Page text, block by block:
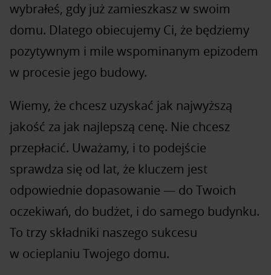
wybrałeś, gdy już zamieszkasz w swoim
domu. Dlatego obiecujemy Ci, że będziemy
pozytywnym i mile wspominanym epizodem
w procesie jego budowy.
Wiemy, że chcesz uzyskać jak najwyższą
jakość za jak najlepszą cenę. Nie chcesz
przepłacić. Uważamy, i to podejście
sprawdza się od lat, że kluczem jest
odpowiednie dopasowanie — do Twoich
oczekiwań, do budżet, i do samego budynku.
To trzy składniki naszego sukcesu
w ocieplaniu Twojego domu.